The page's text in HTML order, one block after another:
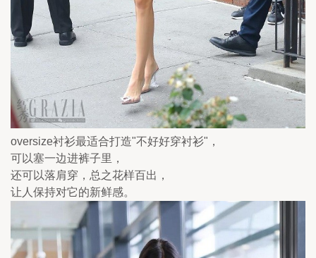
oversize衬衫最适合打造"不好好穿衬衫"，
可以塞一边进裤子里，
还可以落肩穿，总之花样百出，
让人保持对它的新鲜感。